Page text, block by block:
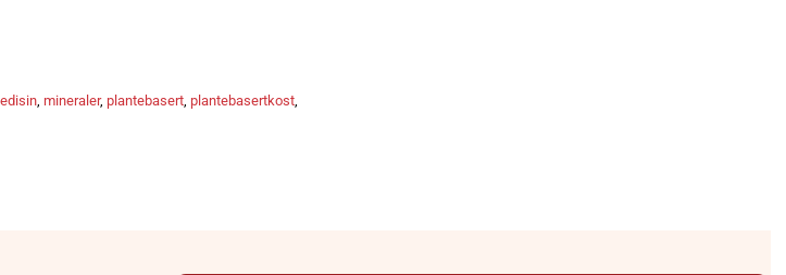
mineraler, plantebasert plantebasertkost